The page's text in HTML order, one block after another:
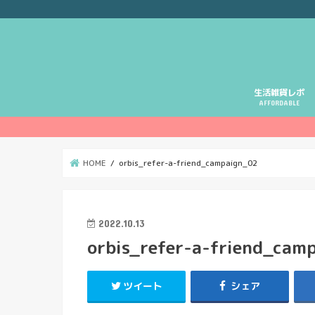
生活雑貨レポ
AFFORDABLE
HOME orbis_refer-a-friend_campaign_02
2022.10.13
orbis_refer-a-
ツイート シェア